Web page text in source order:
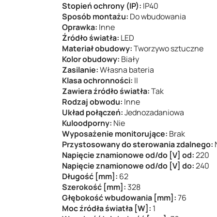
Stopień ochrony (IP): IP40
Sposób montażu: Do wbudowania
Oprawka: Inne
Źródło światła: LED
Materiał obudowy:Tworzywo sztuczne
Kolor obudowy: Biały
Zasilanie:Własna bateria
Klasa ochronności: II
Zawiera źródło światła:Tak
Rodzaj obwodu: Inne
Układ połączeń:Jednozadaniowa
Kuloodporny: Nie
Wyposażenie monitorujące: Brak
Przystosowany do sterowania zdalnego:
Napięcie znamionowe od/do [V] od:220
Napięcie znamionowe od/do [V] do:240
Długość [mm]: 62
Szerokość [mm]: 328
Głębokość wbudowania [mm]:76
Moc źródła światła [W]: 1